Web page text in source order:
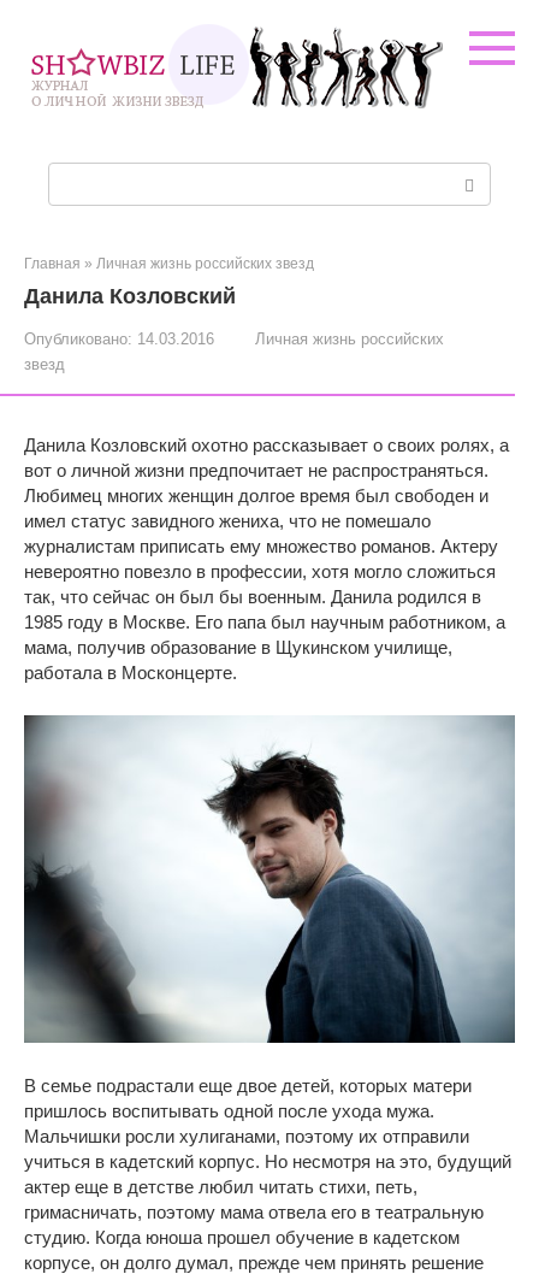
контенту
Главная » Личная жизнь российских звезд
Данила Козловский
Опубликовано: 14.03.2016
Личная жизнь российских
звезд
Данила Козловский охотно рассказывает о своих ролях, а
вот о личной жизни предпочитает не распространяться.
Любимец многих женщин долгое время был свободен и
имел статус завидного жениха, что не помешало
журналистам приписать ему множество романов. Актеру
невероятно повезло в профессии, хотя могло сложиться
так, что сейчас он был бы военным. Данила родился в
1985 году в Москве. Его папа был научным работником, а
мама, получив образование в Щукинском училище,
работала в Москонцерте.
В семье подрастали еще двое детей, которых матери
пришлось воспитывать одной после ухода мужа.
Мальчишки росли хулиганами, поэтому их отправили
учиться в кадетский корпус. Но несмотря на это, будущий
актер еще в детстве любил читать стихи, петь,
гримасничать, поэтому мама отвела его в театральную
студию. Когда юноша прошел обучение в кадетском
корпусе, он долго думал, прежде чем принять решение